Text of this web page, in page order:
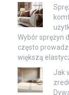
Wybór sprężyn
często
większą
Jak